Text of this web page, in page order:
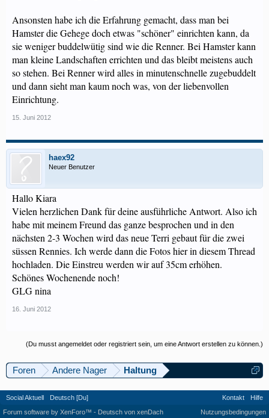
Ansonsten habe ich die Erfahrung gemacht, dass man bei
Hamster die Gehege doch etwas "schöner" einrichten kann, da
sie weniger buddelwütig sind wie die Renner. Bei Hamster kann
man kleine Landschaften errichten und das bleibt meistens auch
so stehen. Bei Renner wird alles in minutenschnelle zugebuddelt
und dann sieht man kaum noch was, von der liebenvollen
Einrichtung.
15. Juni 2012
haex92
Neuer Benutzer
Hallo Kiara
Vielen herzlichen Dank für deine ausführliche Antwort. Also ich
habe mit meinem Freund das ganze besprochen und in den
nächsten 2-3 Wochen wird das neue Terri gebaut für die zwei
süssen Rennies. Ich werde dann die Fotos hier in diesem Thread
hochladen. Die Einstreu werden wir auf 35cm erhöhen.
Schönes Wochenende noch!
GLG nina
16. Juni 2012
(Du musst angemeldet oder registriert sein, um eine Antwort erstellen zu können.)
Foren Andere Nager Haltung
Social Aktuell Deutsch [Du] Kontakt
Hilfe
Nutzungsbedingungen
Forum software by XenForo™ - Deutsch von xenDach